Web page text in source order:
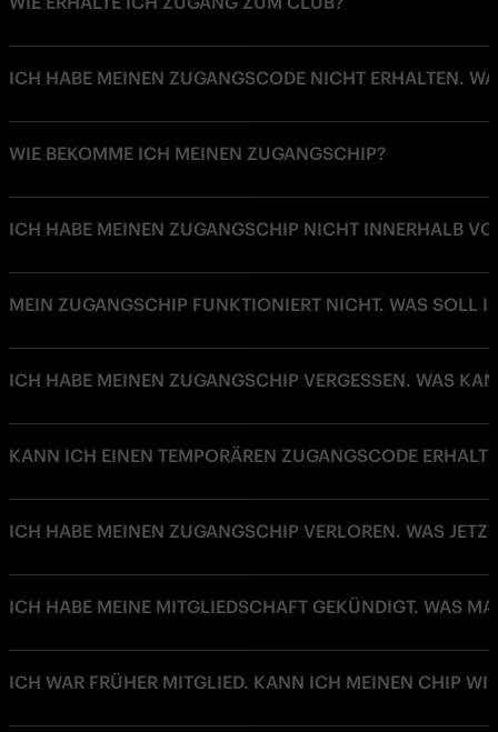
ICH HABE MEINEN ZUGANGSCODE NICHT ERHALTEN.
WIE BEKOMME ICH MEINEN ZUGANGSCHIP?
ICH HABE MEINEN ZUGANGSCHIP NICHT INNERHALB
MEIN ZUGANGSCHIP FUNKTIONIERT NICHT. WAS SOLL
ICH HABE MEINEN ZUGANGSCHIP VERGESSEN. WAS
KANN ICH EINEN TEMPORÄREN ZUGANGSCODE
ICH HABE MEINEN ZUGANGSCHIP VERLOREN. WAS
ICH HABE MEINE MITGLIEDSCHAFT GEKÜNDIGT. WAS
ICH WAR FRÜHER MITGLIED. KANN ICH MEINEN CHIP